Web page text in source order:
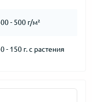
- 500 г/м²
- 150 г. с растения